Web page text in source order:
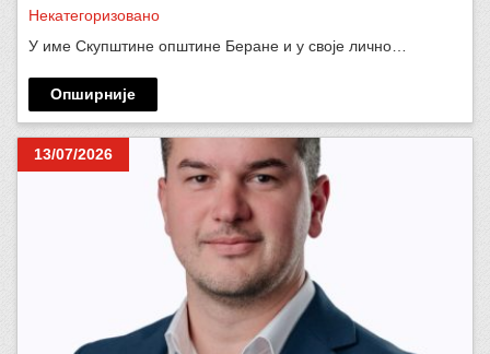
Некатегоризовано
У име Скупштине општине Беране и у своје лично…
Опширније
13/07/2026